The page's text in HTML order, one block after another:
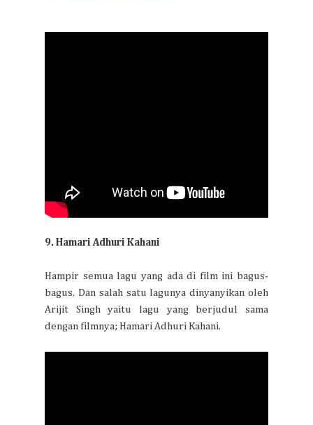
9. Hamari Adhuri Kahani
Hampir semua lagu yang ada di film ini bagus-
bagus. Dan salah satu lagunya dinyanyikan oleh
Arijit Singh yaitu lagu yang berjudul sama
dengan filmnya; Hamari Adhuri Kahani.